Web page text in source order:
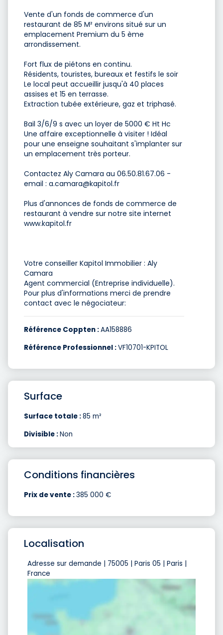
Vente d'un fonds de commerce d'un
restaurant de 85 M² environs situé sur un
emplacement Premium du 5 ème
arrondissement.
Fort flux de piétons en continu.
Résidents, touristes, bureaux et festifs le soir
Le local peut accueillir jusqu'à 40 places
assises et 15 en terrasse.
Extraction tubée extérieure, gaz et triphasé.
Bail 3/6/9 s avec un loyer de 5000 € Ht Hc
Une affaire exceptionnelle à visiter ! Idéal
pour une enseigne souhaitant s'implanter sur
un emplacement très porteur.
Contactez Aly Camara au 06.50.81.67.06 -
email : a.camara@kapitol.fr
Plus d'annonces de fonds de commerce de
restaurant à vendre sur notre site internet
www.kapitol.fr
Votre conseiller Kapitol Immobilier : Aly
Camara
Agent commercial (Entreprise individuelle).
Pour plus d'informations merci de prendre
contact avec le négociateur:
Référence Coppten :AA158886
Référence Professionnel :VF10701-KPITOL
Surface
Surface totale :85 m²
Divisible :Non
Conditions financières
Prix de vente :385 000 €
Localisation
Adresse sur demande | 75005 | Paris 05 | Paris |
France